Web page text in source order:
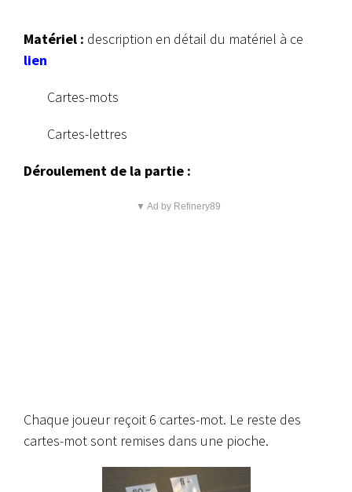
Matériel : description en détail du matériel à ce
lien
Cartes-mots
Cartes-lettres
Déroulement de la partie :
▼ Ad by Refinery89
Chaque joueur reçoit 6 cartes-mot. Le reste des
cartes-mot sont remises dans une pioche.